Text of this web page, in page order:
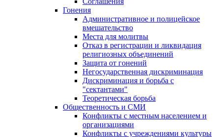
Гонения
Административное и полицейское
вмешательство
Места для молитвы
Отказ в регистрации и ликвидация
религиозных объединений
Защита от гонений
Негосударственная дискриминация
Дискриминация и борьба с
"сектантами"
Теоретическая борьба
Общественность и СМИ
Конфликты с местным населением и
организациями
Конфликты с учреждениями культуры